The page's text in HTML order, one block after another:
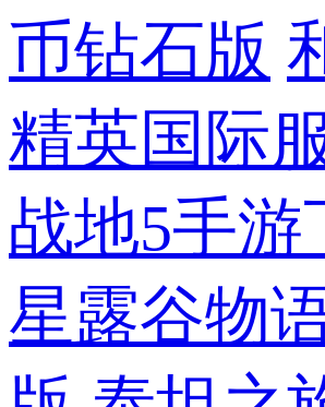
币钻石版
精英国际
战地5手游
星露谷物